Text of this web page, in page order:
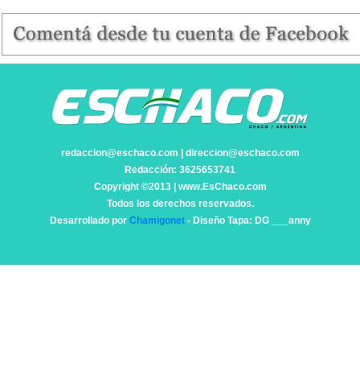
redaccion@eschaco.com | direccion@eschaco.com
Redacción: 3625653741
Copyright ©2013 | www.EsChaco.com
Todos los derechos reservados.
Desarrollado por Chamigonet- Diseño Tapa: DG ___anny